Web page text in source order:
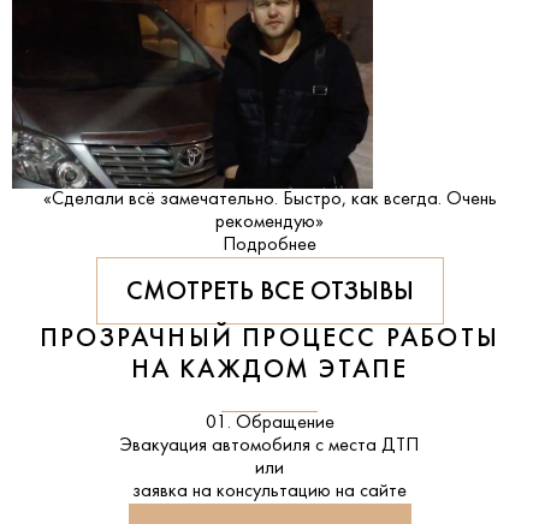
«Сделали всё замечательно. Быстро, как всегда. Очень
рекомендую»
Подробнее
СМОТРЕТЬ ВСЕ ОТЗЫВЫ
ПРОЗРАЧНЫЙ ПРОЦЕСС РАБОТЫ
НА КАЖДОМ ЭТАПЕ
01. Обращение
Эвакуация автомобиля с места ДТП
или
заявка на консультацию на сайте